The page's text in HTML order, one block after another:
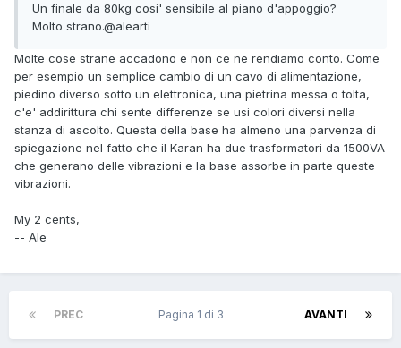
Un finale da 80kg cosi' sensibile al piano d'appoggio?
Molto strano.@alearti
Molte cose strane accadono e non ce ne rendiamo conto. Come
per esempio un semplice cambio di un cavo di alimentazione,
piedino diverso sotto un elettronica, una pietrina messa o tolta,
c'e' addirittura chi sente differenze se usi colori diversi nella
stanza di ascolto. Questa della base ha almeno una parvenza di
spiegazione nel fatto che il Karan ha due trasformatori da 1500VA
che generano delle vibrazioni e la base assorbe in parte queste
vibrazioni.
My 2 cents,
-- Ale
PREC AVANTI
Pagina 1 di 3